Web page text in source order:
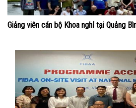
Giảng viên cán bộ Khoa nghỉ tại Quảng